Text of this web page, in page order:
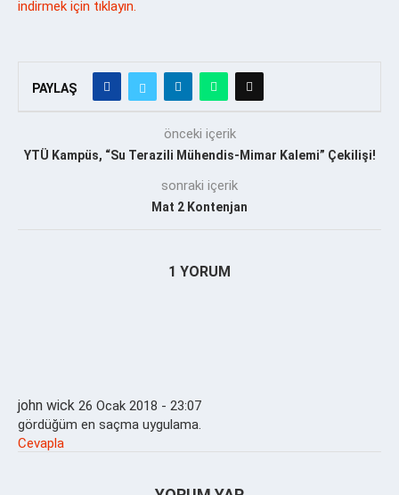
indirmek için tıklayın.
PAYLAŞ
önceki içerik
YTÜ Kampüs, “Su Terazili Mühendis-Mimar Kalemi” Çekilişi!
sonraki içerik
Mat 2 Kontenjan
1 YORUM
john wick 26 Ocak 2018 - 23:07
gördüğüm en saçma uygulama.
Cevapla